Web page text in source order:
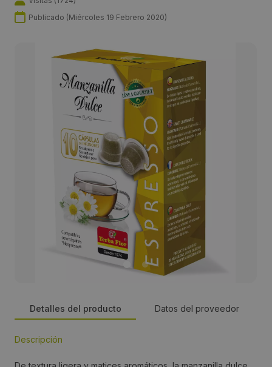
Publicado (Miércoles 19 Febrero 2020)
Detalles del producto Datos del proveedor
Descripción